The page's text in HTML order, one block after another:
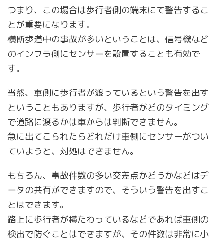
つまり、この場合は歩行者側の端末にて警告するこ
とが重要になります。
横断歩道中の事故が多いということは、信号機など
のインフラ側にセンサーを設置することも有効で
す。
当然、車側に歩行者が渡っているという警告を出す
ということもありますが、歩行者がどのタイミング
で道路に渡るかは車からは判断できません。
急に出てこられたらどれだけ車側にセンサーがつい
ていようと、対処はできません。
もちろん、事故件数の多い交差点かどうかなどはデ
ータの共有ができますので、そういう警告を出すこ
とはできます。
路上に歩行者が横たわっているなどであれば車側の
検出で防ぐことはできますが、その件数は非常に小